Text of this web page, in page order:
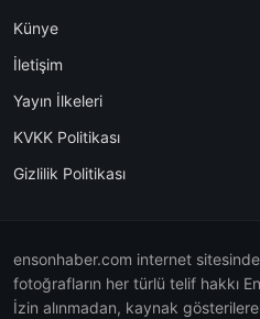
Künye
İletişim
Yayın İlkeleri
KVKK Politikası
Gizlilik Politikası
ensonhaber.com internet
fotoğrafların her türlü telif hakkı
İzin alınmadan, kaynak